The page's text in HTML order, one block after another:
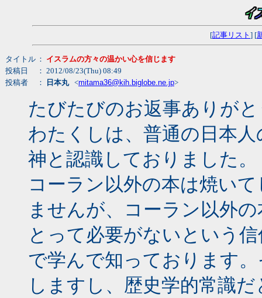
[記事リスト ] [
タイトル ： イスラムの方々の温かい心を信じます
投稿日
： 2012/08/23(Thu) 08:49
投稿者
： 日本丸<mitama36@kih.biglobe.ne.jp>
たびたびのお返事ありが
わたくしは、普通の日本
神と認識しておりました。
コーラン以外の本は焼い
ませんが、コーラン以外
とって必要がないという
で学んで知っております
しますし、歴史学的常識